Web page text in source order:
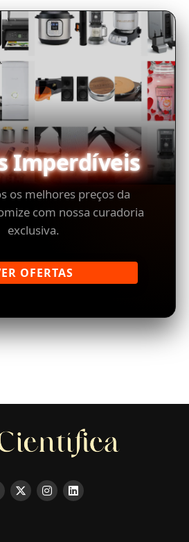
Imperdíveis
os melhores preços da
com nossa curadoria
exclusiva.
OFERTAS